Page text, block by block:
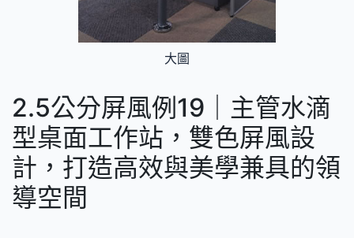
大圖
2.5公分屏風例19｜主管水滴
型桌面工作站，雙色屏風設
計，打造高效與美學兼具的領
導空間